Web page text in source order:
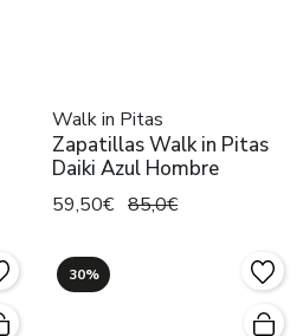
Walk in Pitas
Zapatillas Walk in Pitas
Daiki Azul Hombre
59,50€ 85,0€
30%